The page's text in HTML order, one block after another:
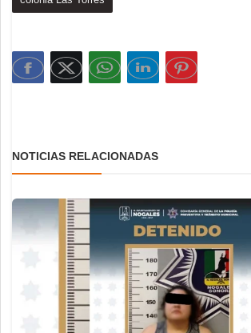
NOTICIAS RELACIONADAS